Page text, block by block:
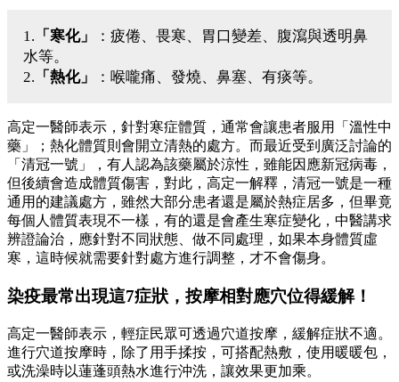
1. 「寒化」
：疲倦、畏寒、胃口變差、腹瀉與透明鼻
水等。
2. 「熱化」 ：喉嚨痛、發燒、鼻塞、有痰等。
高定一醫師表示，針對寒症體質，通常會讓患者服用「溫性中
藥」；熱化體質則會開立清熱的處方。而最近受到廣泛討論的
「清冠一號」，有人認為該藥屬於涼性，雖能因應新冠病毒，
但後續會造成體質傷害，對此，高定一解釋，清冠一號是一種
通用的建議處方，雖然大部分患者還是屬於熱症居多，但畢竟
每個人體質表現不一樣，有的還是會產生寒症變化，中醫講求
辨證論治，應針對不同狀態、做不同處理，如果本身體質虛
寒，這時候就需要針對處方進行調整，才不會傷身。
染疫最常出現這7症狀，按摩相對應穴位得緩解！
高定一醫師表示，輕症民眾可透過穴道按摩，緩解症狀不適。
進行穴道按摩時，除了用手揉按，可搭配熱敷，使用暖暖包，
或洗澡時以蓮蓬頭熱水進行沖洗，讓效果更加乘。